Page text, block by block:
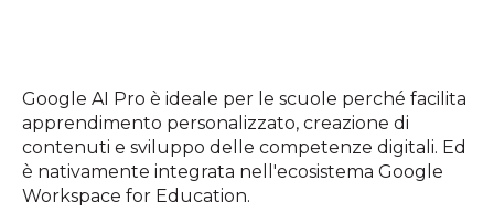
Google AI Pro è ideale per le scuole perché facilita
apprendimento personalizzato, creazione di
contenuti e sviluppo delle competenze digitali. Ed
è nativamente integrata nell'ecosistema Google
Workspace for Education.